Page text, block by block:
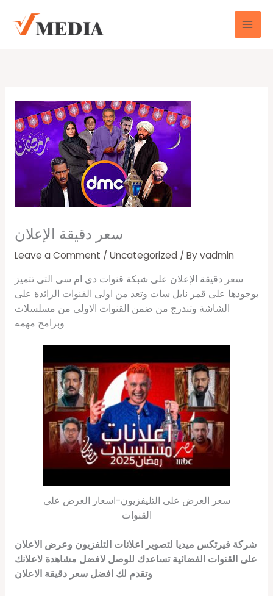
content
سعر دقيقة الإعلان
Leave a Comment / Uncategorized / Byvadmin
سعر دقيقة الإعلان على شبكة قنوات دى ام سى التى تتميز
بوجودها على قمر نايل سات وتعد من اولى القنوات الرائدة على
الشاشة وتندرج من ضمن القنوات الاولى من مسلسلات
وبرامج مهمه
سعر العرض على التليفزيون-اسعار العرض على
القنوات
شركة فيرتكس ميديا لتصوير اعلانات التلفزيون وعرض الاعلان
على القنوات الفضائية تساعدك للوصل لافضل مشاهدة لاعلانك
وتقدم لك افضل سعر دقيقة الاعلان